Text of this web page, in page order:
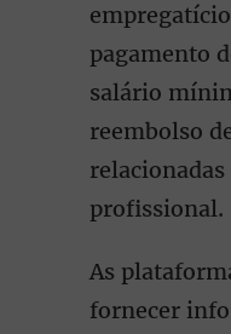
pagamento
salário
reembolso
profissional.
As
fornecer